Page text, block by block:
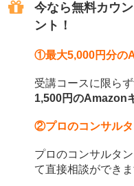
今なら無料カウ
ント！
①最大5,000円分の
受講コースに限らず
1,500円のAmazon
②プロのコンサル
プロのコンサルタ
て直接相談ができま